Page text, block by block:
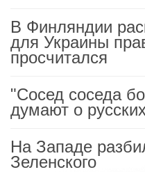
В Финляндии
для Украины
просчитался
"Сосед соседа
думают о
На Западе
Зеленского